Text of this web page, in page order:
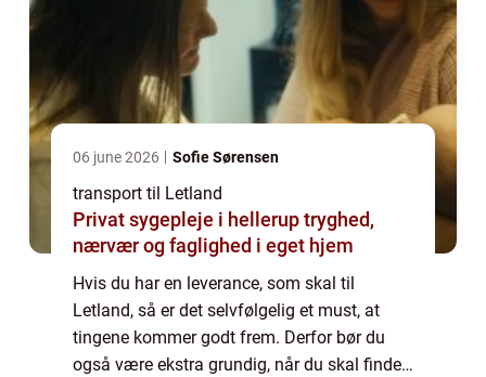
06 june 2026 Sofie Sørensen
transport til Letland
Privat sygepleje i hellerup tryghed,
nærvær og faglighed i eget hjem
Hvis du har en leverance, som skal til
Letland, så er det selvfølgelig et must, at
tingene kommer godt frem. Derfor bør du
også være ekstra grundig, når du skal finde